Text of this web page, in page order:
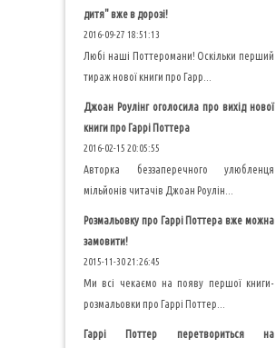
дитя" вже в дорозі!
2016-09-27 18:51:13
Любі наші Поттеромани! Оскільки перший
тираж нової книги про Гарр...
Джоан Роулінг оголосила про вихід нової
книги про Гаррі Поттера
2016-02-15 20:05:55
Авторка беззаперечного улюбленця
мільйонів читачів Джоан Роулін...
Розмальовку про Гаррі Поттера вже можна
замовити!
2015-11-30 21:26:45
Ми всі чекаємо на появу першої книги-
розмальовки про Гаррі Поттер...
Гаррі Поттер перетвориться на